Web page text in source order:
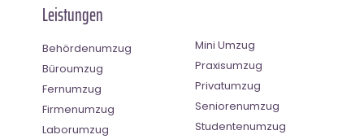
Leistungen
Behördenumzug
Büroumzug
Fernumzug
Firmenumzug
Laborumzug
Mini Umzug
Praxisumzug
Privatumzug
Seniorenumzug
Studentenumzug